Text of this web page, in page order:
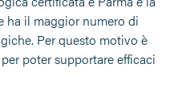
ha il maggior numero di
Per questo motivo è
poter supportare efficaci